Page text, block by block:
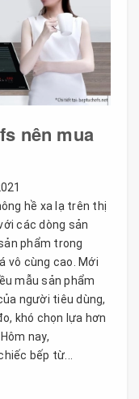
nên mua
hề xa lạ trên thị
các dòng sản
phẩm trong
vô cùng cao. Mới
mẫu sản phẩm
người tiêu dùng,
khó chọn lựa hơn
nay,
bếp từ...